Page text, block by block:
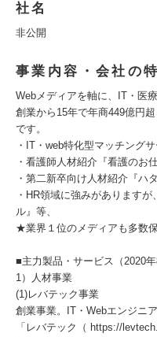
社名
非公開
事業内容・会社の
Webメディアを軸に、IT・医
創業から15年で年商449億円
です。
・IT・web特化型マッチング
・看護師人材紹介『看護のお仕
・第二新卒向け人材紹介『ハ
・HR領域に強みがあります
ル』等、
★業界１位のメディアも多数保
■主力製品・サービス（2020
1）人材事業
(1)レバテック事業
創業事業。IT・Webエンジニ
「レバテック（ https://